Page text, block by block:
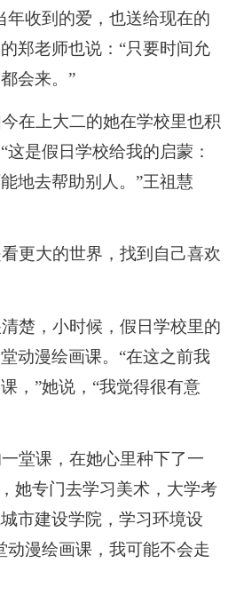
年收到的爱，也送给现在的
郑老师也说：“只要时间允
会来。”
在上大二的她在学校里也积
这是假日学校给我的启蒙：
地去帮助别人。”王祖慧
更大的世界，找到自己喜欢
楚，小时候，假日学校里的
动漫绘画课。“在这之前我
，”她说，“我觉得很有意
堂课，在她心里种下了一
她专门去学习美术，大学考
市建设学院，学习环境设
动漫绘画课，我可能不会走